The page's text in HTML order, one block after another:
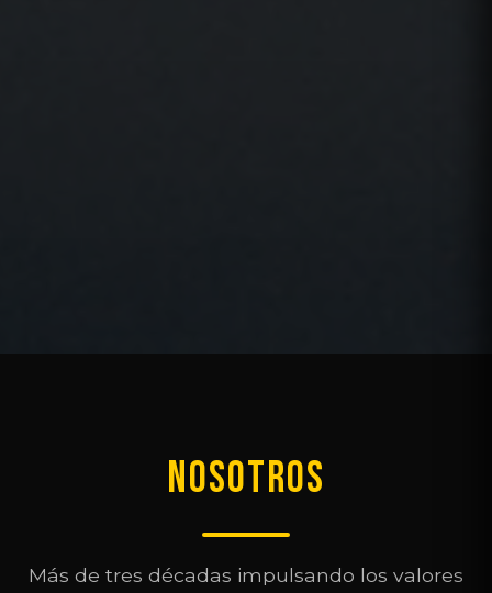
NOSOTROS
Más de tres décadas impulsando los valores